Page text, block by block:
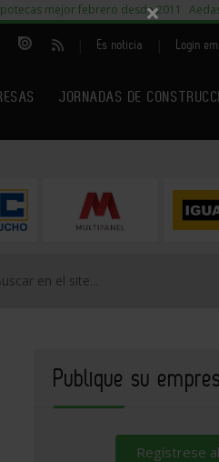
mejor febrero desde 2011
Es noticia Login
JORNADAS DE
Publique su
Regístrese
×